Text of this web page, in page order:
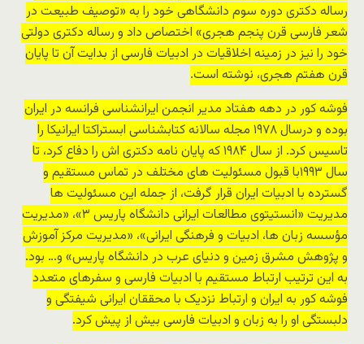
رساله دکتری دوره سوم دانشگاهی خود را به «توصیف طبیعت در
شعر فارسی قرن پنجم هجری» اختصاص داد و رساله دکتری دولتی
خود را نیز در زمینه اخلاقیات در ادبیات فارسی از بدایت آن تا پایان
قرن هفتم هجری، نوشته است.
فوشه کور در دهه هفتاد مدیر انجمن ایرانشناسی فرانسه در ایران
بوده و درسال ۱۹۷۸ مجله سالانه کتابشناسی ابستراکتا ایرانیکا را
تاسیس کرد. از سال ۱۹۸۴ که پایان نامه دکتری اش را دفاع کرد، تا
سال ۱۹۹۳با قبول مسئولیت های مختلف در تماس مستقیم و
گسترده با ادبیات ایران قرار گرفت، از جمله این مسئولیت ها
مدیریت «انستیتوی مطالعات ایرانی دانشگاه پاریس ۳»، «مدیریت
مؤسسه زبان ها، ادبیات و فرهنگی ایرانی»، «مدیریت مرکز آموزش
و پژوهش مشرق زمین و دنیای عرب در دانشگاه پاریس» و… بود.
به این ترتیب ارتباط مستقیم با ادبیات فارسی و سفرهای متعدد
فوشه کور به ایران و ارتباط نزدیک با محققان ایرانی شیفتگی و
دلبستگی او را به زبان و ادبیات فارسی بیش از پیش کرد.